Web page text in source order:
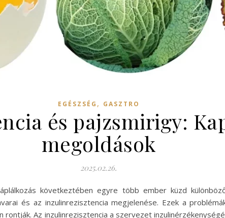
EGÉSZSÉG , GASZTRO
és pajzsmirigy:
megoldások
2025.02.26.
következtében egyre több ember küzd
és az inzulinrezisztencia megjelenése. Ezek a
Az inzulinrezisztencia a szervezet